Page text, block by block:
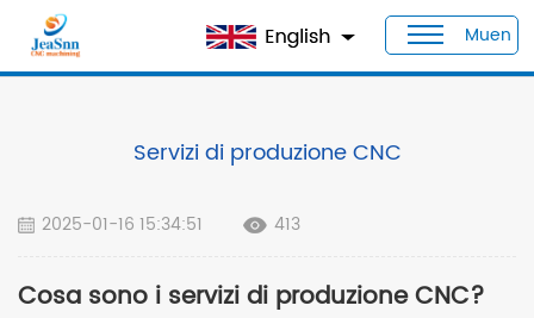
Muen
Casa Servizi di produzione CNC
Servizi di produzione CNC
2025-01-16 15:34:51 413
Cosa sono i servizi di produzione CNC?